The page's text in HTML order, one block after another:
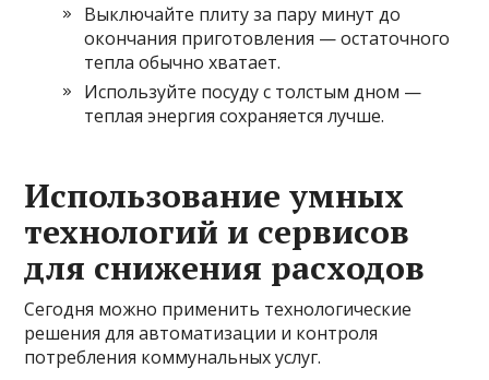
Выключайте плиту за пару минут до
окончания приготовления — остаточного
тепла обычно хватает.
Используйте посуду с толстым дном —
теплая энергия сохраняется лучше.
Использование умных
технологий и сервисов
для снижения расходов
Сегодня можно применить технологические
решения для автоматизации и контроля
потребления коммунальных услуг.